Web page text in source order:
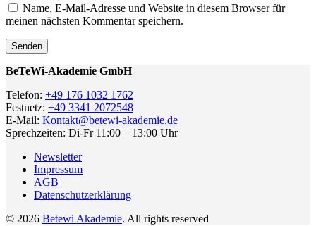
Name, E-Mail-Adresse und Website in diesem Browser für
meinen nächsten Kommentar speichern.
BeTeWi-Akademie GmbH
Telefon: +49 176 1032 1762
Festnetz: +49 3341 2072548
E-Mail: Kontakt@betewi-akademie.de
Sprechzeiten: Di-Fr 11:00 – 13:00 Uhr
Newsletter
Impressum
AGB
Datenschutzerklärung
© 2026 Betewi Akademie. All rights reserved